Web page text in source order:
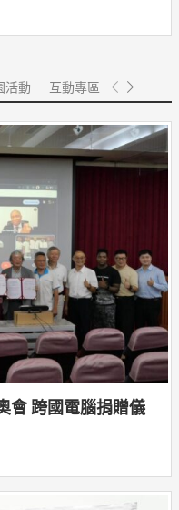
活動 互動專區
會 跨國電腦捐贈儀